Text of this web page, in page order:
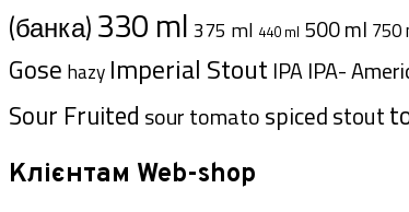
(банка)330 ml 375 ml 440 ml 500 ml 750
Gose hazy Imperial Stout IPA IPA-
Sour Fruited sour tomatospicedstout
Клієнтам Web-shop